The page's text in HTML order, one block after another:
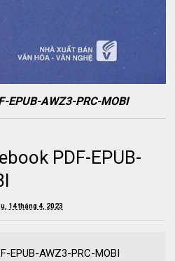
EPUB-AWZ3-PRC-MOBI
PDF-EPUB-
14 tháng 4, 2023
EPUB-AWZ3-PRC-MOBI